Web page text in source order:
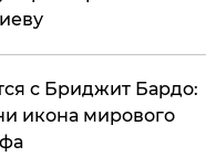
с Бриджит Бардо:
икона мирового